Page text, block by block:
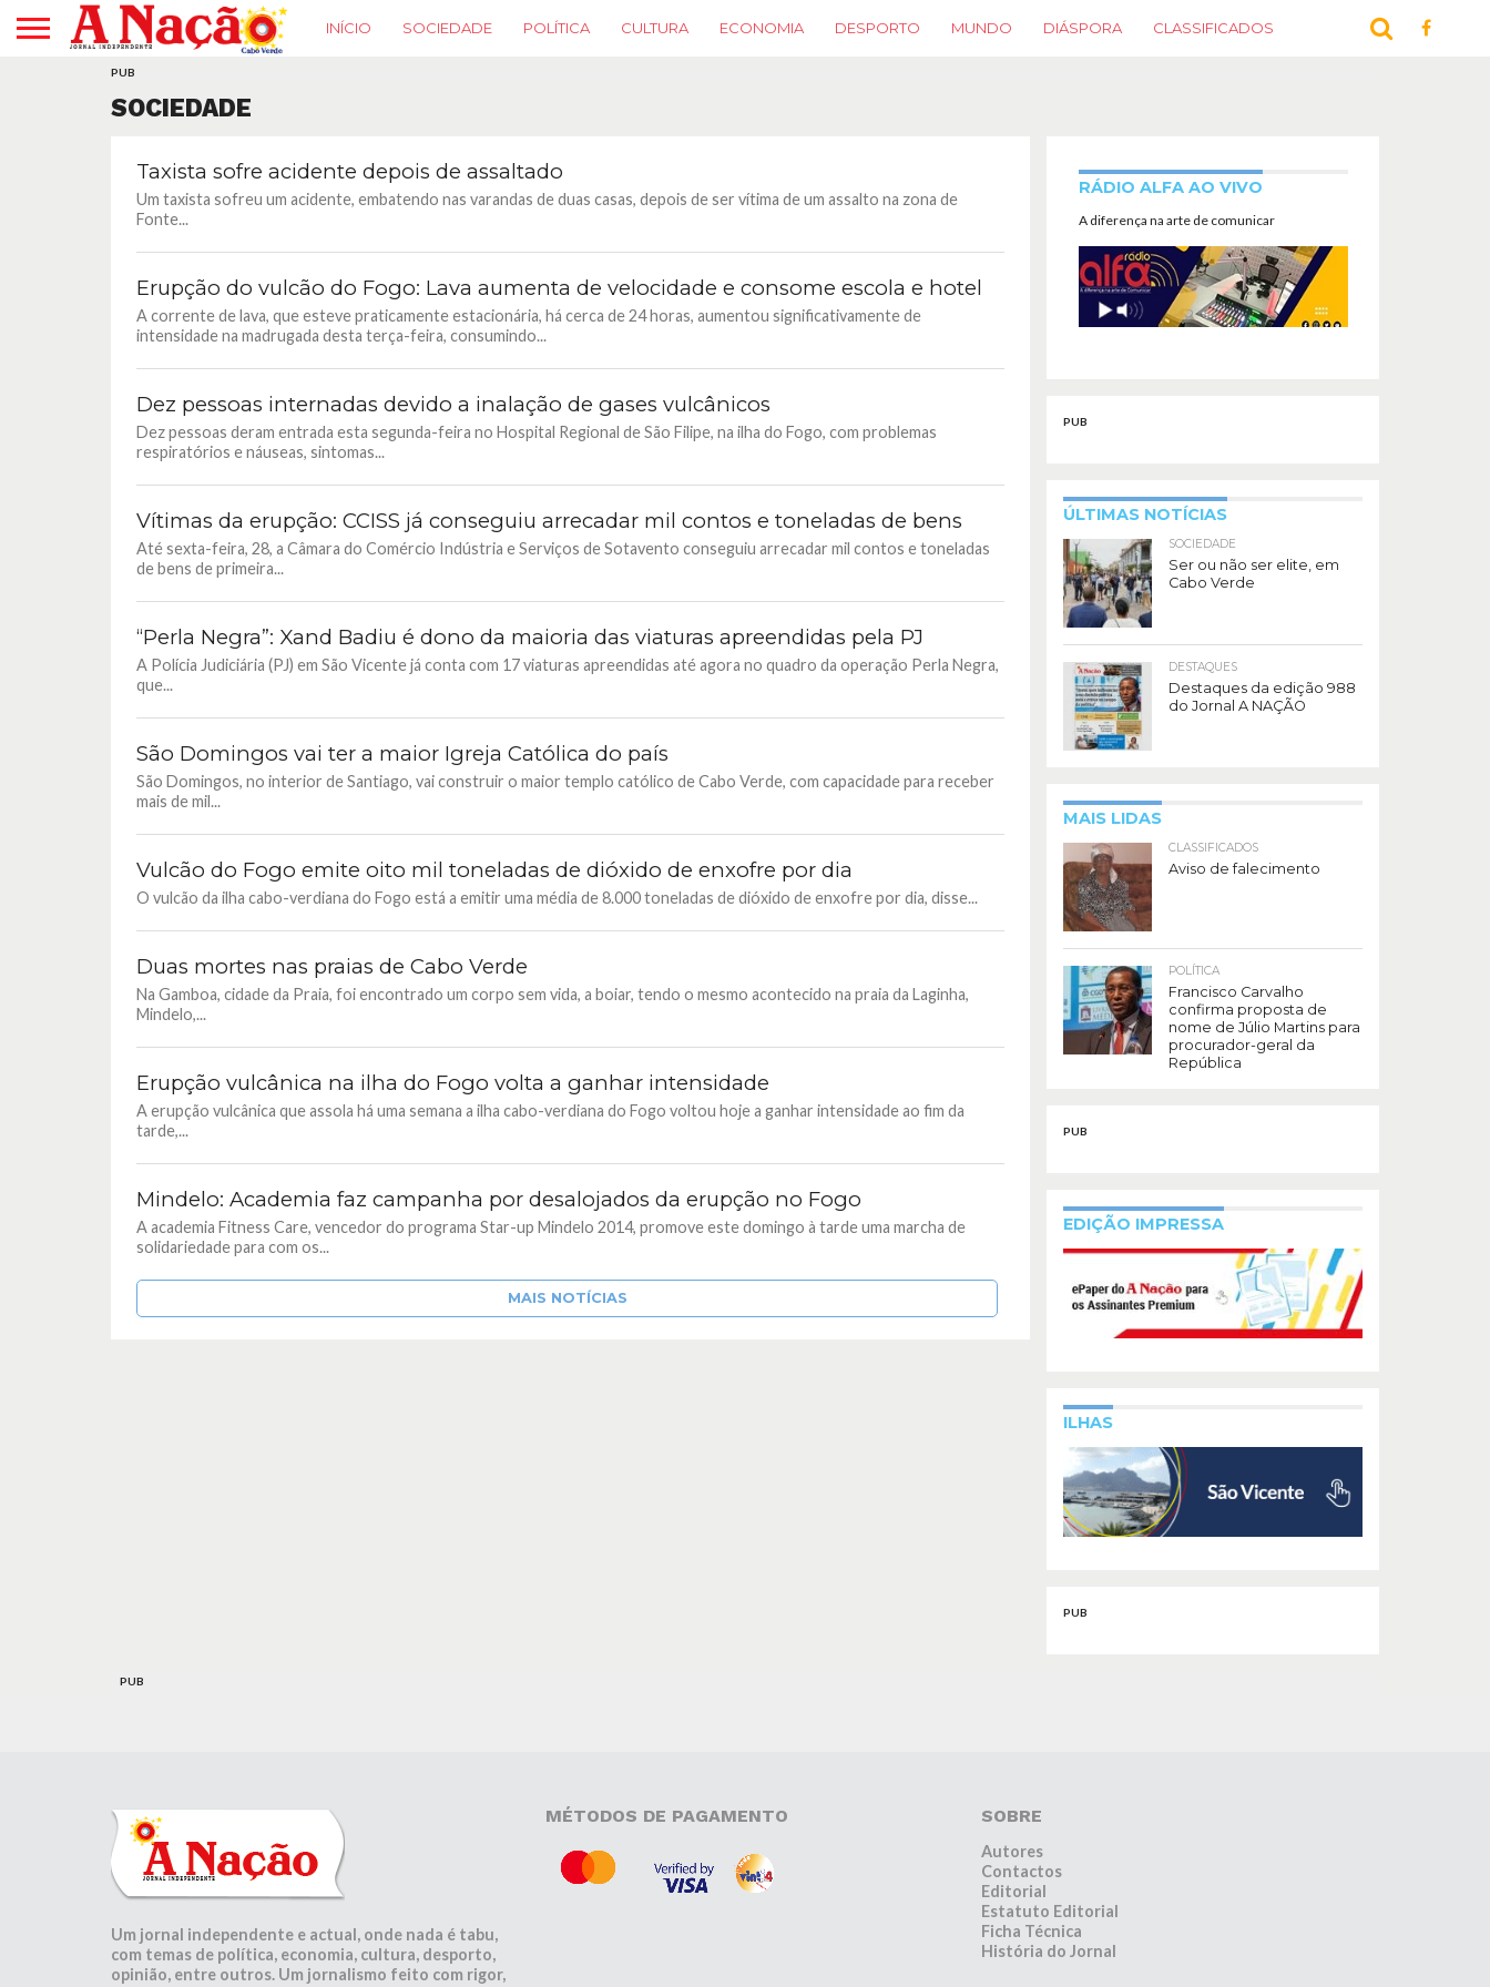
INÍCIO SOCIEDADE POLÍTICA CULTURA ECONOMIA DESPORTO MUNDO DIÁSPORA CLASSIFICADOS
PUB
SOCIEDADE
Taxista sofre acidente depois de assaltado
Um taxista sofreu um acidente, embatendo nas varandas de duas casas, depois de ser vítima de um assalto na zona de
Fonte...
Erupção do vulcão do Fogo: Lava aumenta de velocidade e consome escola e hotel
A corrente de lava, que esteve praticamente estacionária, há cerca de 24 horas, aumentou significativamente de
intensidade na madrugada desta terça-feira, consumindo...
Dez pessoas internadas devido a inalação de gases vulcânicos
Dez pessoas deram entrada esta segunda-feira no Hospital Regional de São Filipe, na ilha do Fogo, com problemas
respiratórios e náuseas, sintomas...
Vítimas da erupção: CCISS já conseguiu arrecadar mil contos e toneladas de bens
Até sexta-feira, 28, a Câmara do Comércio Indústria e Serviços de Sotavento conseguiu arrecadar mil contos e toneladas
de bens de primeira...
“Perla Negra”: Xand Badiu é dono da maioria das viaturas apreendidas pela PJ
A Polícia Judiciária (PJ) em São Vicente já conta com 17 viaturas apreendidas até agora no quadro da operação Perla Negra,
que...
São Domingos vai ter a maior Igreja Católica do país
São Domingos, no interior de Santiago, vai construir o maior templo católico de Cabo Verde, com capacidade para receber
mais de mil...
Vulcão do Fogo emite oito mil toneladas de dióxido de enxofre por dia
O vulcão da ilha cabo-verdiana do Fogo está a emitir uma média de 8.000 toneladas de dióxido de enxofre por dia, disse...
Duas mortes nas praias de Cabo Verde
Na Gamboa, cidade da Praia, foi encontrado um corpo sem vida, a boiar, tendo o mesmo acontecido na praia da Laginha,
Mindelo,...
Erupção vulcânica na ilha do Fogo volta a ganhar intensidade
A erupção vulcânica que assola há uma semana a ilha cabo-verdiana do Fogo voltou hoje a ganhar intensidade ao fim da
tarde,...
Mindelo: Academia faz campanha por desalojados da erupção no Fogo
A academia Fitness Care, vencedor do programa Star-up Mindelo 2014, promove este domingo à tarde uma marcha de
solidariedade para com os...
MAIS NOTÍCIAS
RÁDIO ALFA AO VIVO
A diferença na arte de comunicar
PUB
ÚLTIMAS NOTÍCIAS
SOCIEDADE
Ser ou não ser elite, em
Cabo Verde
DESTAQUES
Destaques da edição 988
do Jornal A NAÇÃO
MAIS LIDAS
CLASSIFICADOS
Aviso de falecimento
POLÍTICA
Francisco Carvalho
confirma proposta de
nome de Júlio Martins para
procurador-geral da
República
PUB
EDIÇÃO IMPRESSA
ILHAS
PUB
PUB
Um jornal independente e actual, onde nada é tabu,
com temas de política, economia, cultura, desporto,
opinião, entre outros. Um jornalismo feito com rigor,
MÉTODOS DE PAGAMENTO SOBRE
Autores
Contactos
Editorial
Estatuto Editorial
Ficha Técnica
História do Jornal